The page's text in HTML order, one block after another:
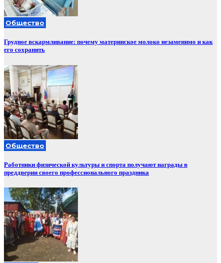
Общество
Грудное вскармливание: почему материнское молоко незаменимо и как
его сохранить
Общество
Работники физической культуры и спорта получают награды в
преддверии своего профессионального праздника